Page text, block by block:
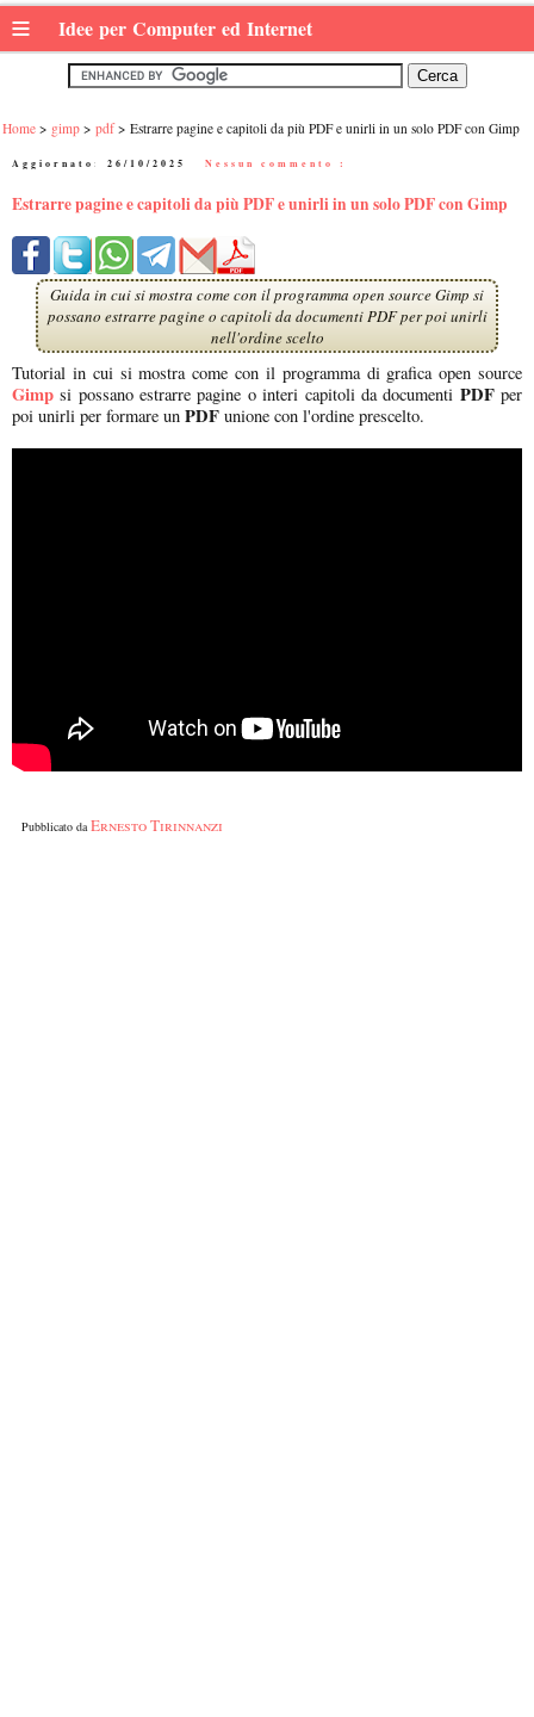
≡ Idee per Computer ed Internet
Home gimp pdf Estrarre pagine e capitoli da più PDF e unirli in un solo PDF con Gimp
Aggiornato: 26/10/2025 Nessun commento :
Estrarre pagine e capitoli da più PDF e unirli in un solo PDF con Gimp
Guida in cui si mostra come con il programma open source Gimp si
possano estrarre pagine o capitoli da documenti PDF per poi unirli
nell'ordine scelto
Tutorial in cui si mostra come con il programma di grafica open source
Gimp si possano estrarre pagine o interi capitoli da documenti PDFper
poi unirli per formare un PDF unione con l'ordine prescelto.
Pubblicato da Ernesto Tirinnanzi